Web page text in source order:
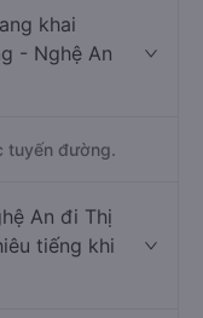
khai
- Nghệ An
tuyến đường.
An đi Thị
tiếng khi